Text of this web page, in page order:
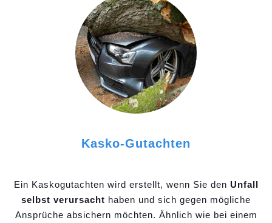
Kasko-Gutachten
Ein Kaskogutachten wird erstellt, wenn Sie den Unfall
selbst verursacht haben und sich gegen mögliche
Ansprüche absichern möchten. Ähnlich wie bei einem